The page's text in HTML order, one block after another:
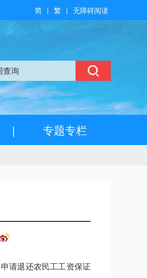
无障碍阅读
|
繁
|
简
| 专题专栏
请退还农民工工资保证